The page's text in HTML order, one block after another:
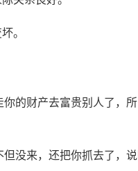
。
的财产去富贵别人了，
没来，还把你抓去了，